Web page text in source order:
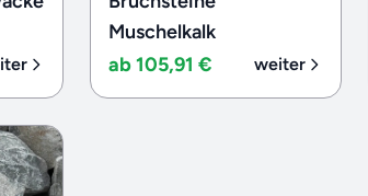
Muschelkalk
ab 105,91 €
weiter